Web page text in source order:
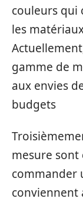
couleurs qui
les
gamme de
aux envies
budgets
mesure
commander
conviennent